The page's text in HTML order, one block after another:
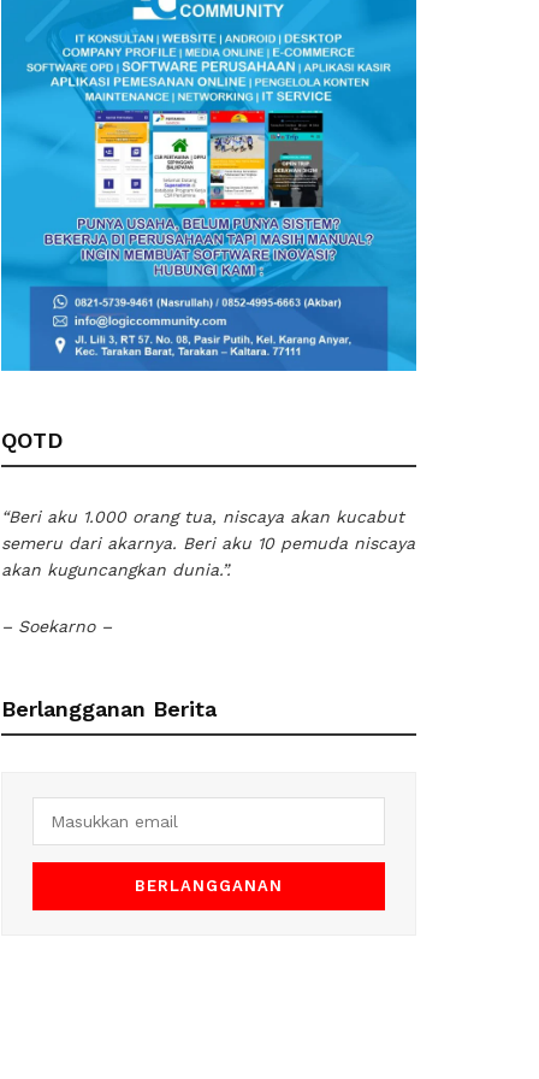
QOTD
“Beri aku 1.000 orang tua, niscaya akan kucabut
semeru dari akarnya. Beri aku 10 pemuda niscaya
akan kuguncangkan dunia.”.
– Soekarno –
Berlangganan Berita